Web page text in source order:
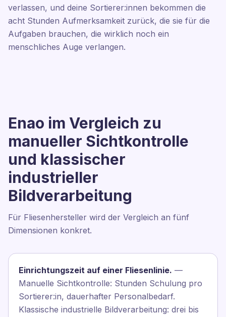
verlassen, und deine Sortierer:innen bekommen die
acht Stunden Aufmerksamkeit zurück, die sie für die
Aufgaben brauchen, die wirklich noch ein
menschliches Auge verlangen.
Enao im Vergleich zu
manueller Sichtkontrolle
und klassischer
industrieller
Bildverarbeitung
Für Fliesenhersteller wird der Vergleich an fünf
Dimensionen konkret.
Einrichtungszeit auf einer Fliesenlinie. —
Manuelle Sichtkontrolle: Stunden Schulung pro
Sortierer:in, dauerhafter Personalbedarf.
Klassische industrielle Bildverarbeitung: drei bis